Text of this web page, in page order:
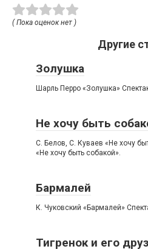
( Пока оценок нет )
Другие
Золушка
Шарль Перро «Золушка»
Не хочу быть
С. Белов, С. Куваев «Не хочу
«Не хочу быть собакой».
Бармалей
К. Чуковский «Бармалей»
Тигренок и его